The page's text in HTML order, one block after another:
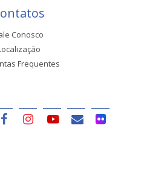
Conosco
Frequentes